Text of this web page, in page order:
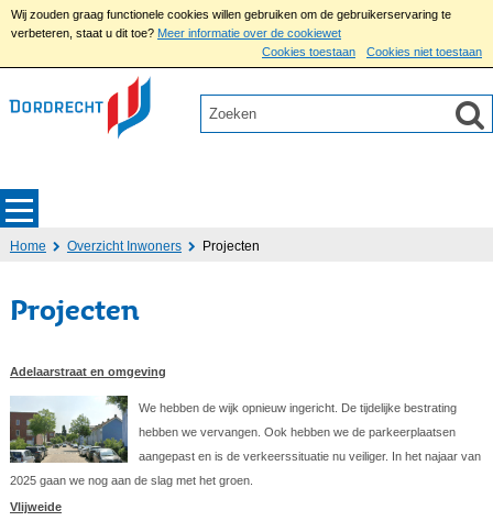
Wij zouden graag functionele cookies willen gebruiken om de gebruikerservaring te
verbeteren, staat u dit toe? Meer informatie over de cookiewet
Cookies toestaan
Cookies niet toestaan
Home Overzicht Inwoners Projecten
Projecten
Adelaarstraat en omgeving
We hebben de wijk opnieuw ingericht. De tijdelijke bestrating
hebben we vervangen. Ook hebben we de parkeerplaatsen
aangepast en is de verkeerssituatie nu veiliger. In het najaar van
2025 gaan we nog aan de slag met het groen.
Vlijweide